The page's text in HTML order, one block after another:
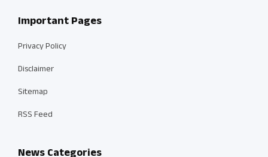
Important Pages
Privacy Policy
Disclaimer
Sitemap
RSS Feed